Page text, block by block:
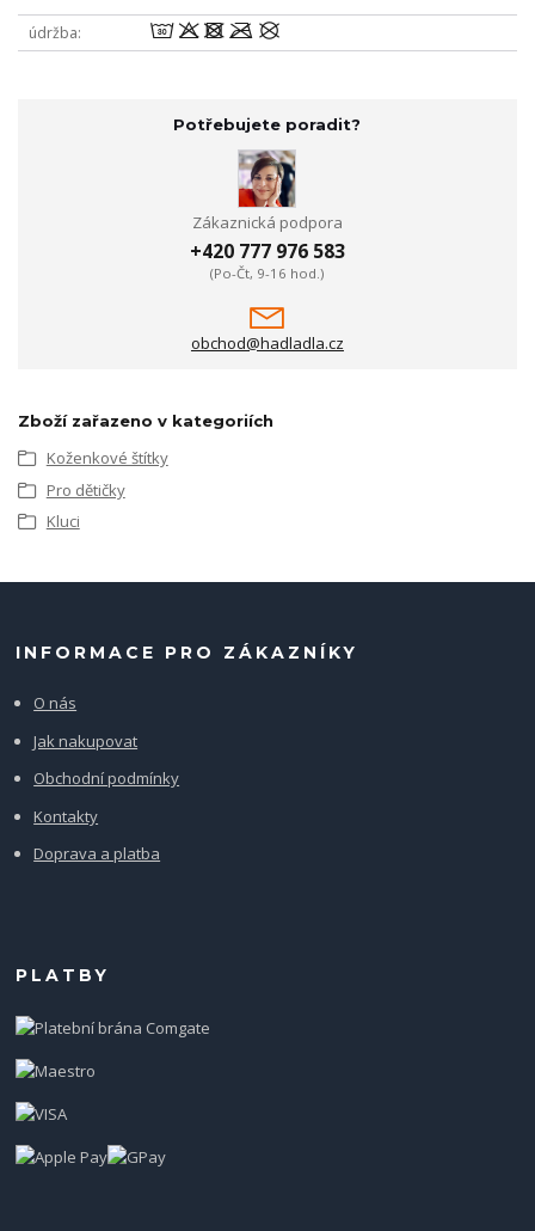
údržba wodmU
Potřebujete poradit?
Zákaznická podpora
+420 777 976 583
(Po-Čt, 9-16 hod.)
obchod@hadladla.cz
Zboží zařazeno v kategoriích
Koženkové štítky
Pro dětičky
Kluci
INFORMACE PRO ZÁKAZNÍKY
O nás
Jak nakupovat
Obchodní podmínky
Kontakty
Doprava a platba
PLATBY